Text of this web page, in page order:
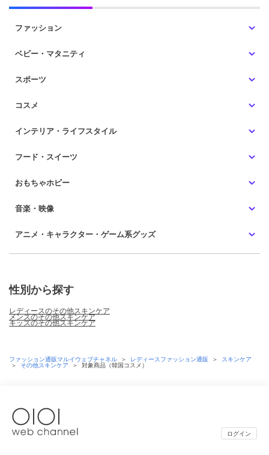
ファッション
ベビー・マタニティ
スポーツ
コスメ
インテリア・ライフスタイル
フード・スイーツ
おもちゃホビー
音楽・映像
アニメ・キャラクター・ゲーム系グッズ
性別から探す
レディースのその他スキンケア
メンズのその他スキンケア
キッズのその他スキンケア
ファッション通販マルイウェブチャネル ＞ レディースファッション通販 ＞
スキンケア
＞
その他スキンケア ＞ 対象商品（韓国コスメ）
ログイン